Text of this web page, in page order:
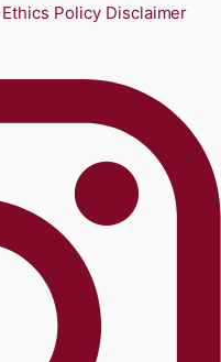
Ethics Policy Disclaimer